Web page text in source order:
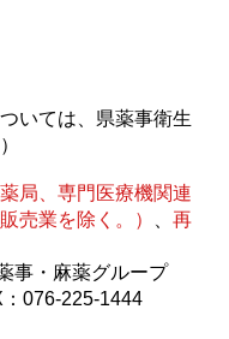
いては、県薬事衛生
局、専門医療機関連
売業を除く。）
再
事・麻薬グループ
076-225-1444